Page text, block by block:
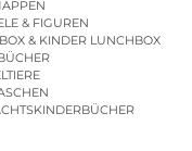
& FIGUREN
& KINDER LUNCHBOX